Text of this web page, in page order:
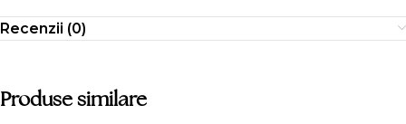
Recenzii (0)
Produse similare